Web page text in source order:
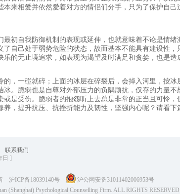
本来相爱并依然爱着对方的情侣们分手，只为了保护自
最初自我防御机制的表现或延伸，也就意味着不论是情绪
了自己处于弱势危险的状态，故而基本不能具有建设性
的无止境追求，如表现为渴望及时满足和贪婪，也是造
的，一碰就碎；上面的冰层在碎裂后，会掉入河里，按
冰。脆弱也是自尊对外部压力的负隅顽抗，仅存的力量
或是受伤。脆弱者的抱怨听上去总是非常的正当且可怜，
，提升抗压、抗挫折能力及韧性，坚强内心呢？请看下
联系我们
日 ]
沪ICP备18039140号
沪公网安备31011402006953号
(Shanghai) Psychological Counselling Firm. ALL RIGHTS RESERVED.